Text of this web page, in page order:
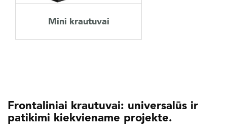
Mini krautuvai
Frontaliniai krautuvai: universalūs ir
patikimi kiekviename projekte.